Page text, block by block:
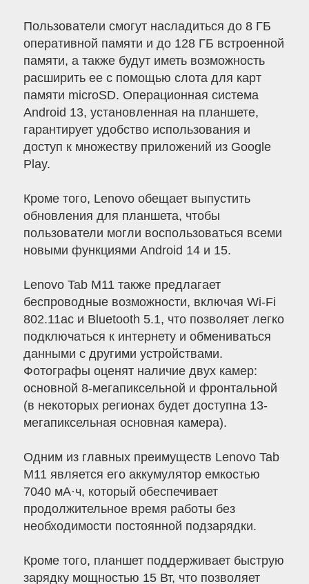
Пользователи смогут насладиться до 8 ГБ
оперативной памяти и до 128 ГБ встроенной
памяти, а также будут иметь возможность
расширить ее с помощью слота для карт
памяти microSD. Операционная система
Android 13, установленная на планшете,
гарантирует удобство использования и
доступ к множеству приложений из Google
Play.
Кроме того, Lenovo обещает выпустить
обновления для планшета, чтобы
пользователи могли воспользоваться всеми
новыми функциями Android 14 и 15.
Lenovo Tab M11 также предлагает
беспроводные возможности, включая Wi-Fi
802.11ac и Bluetooth 5.1, что позволяет легко
подключаться к интернету и обмениваться
данными с другими устройствами.
Фотографы оценят наличие двух камер:
основной 8-мегапиксельной и фронтальной
(в некоторых регионах будет доступна 13-
мегапиксельная основная камера).
Одним из главных преимуществ Lenovo Tab
M11 является его аккумулятор емкостью
7040 мА·ч, который обеспечивает
продолжительное время работы без
необходимости постоянной подзарядки.
Кроме того, планшет поддерживает быструю
зарядку мощностью 15 Вт, что позволяет